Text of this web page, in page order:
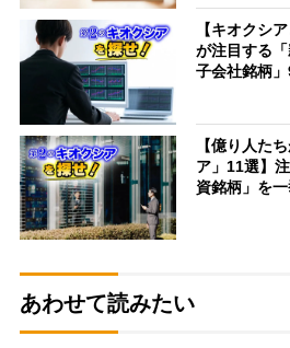
【キオクシ
が注目する
子会社銘柄
【億り人た
ア」11選】
資銘柄」を
あわせて読みたい